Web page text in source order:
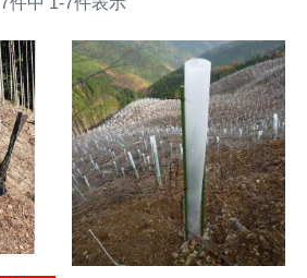
シ
漁網
動物から選ぶ
ら対策商品を選ぶ